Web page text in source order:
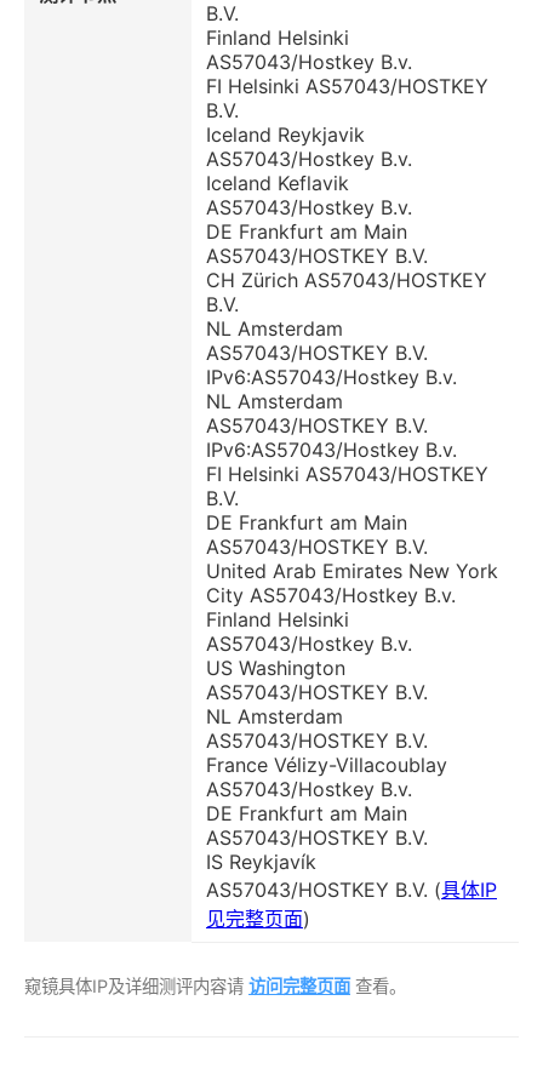
B.V.
Finland Helsinki
AS57043/Hostkey B.v.
FI Helsinki AS57043/HOSTKEY
B.V.
Iceland Reykjavik
AS57043/Hostkey B.v.
Iceland Keflavik
AS57043/Hostkey B.v.
DE Frankfurt am Main
AS57043/HOSTKEY B.V.
CH Zürich AS57043/HOSTKEY
B.V.
NL Amsterdam
AS57043/HOSTKEY B.V.
IPv6:AS57043/Hostkey B.v.
NL Amsterdam
AS57043/HOSTKEY B.V.
IPv6:AS57043/Hostkey B.v.
FI Helsinki AS57043/HOSTKEY
B.V.
DE Frankfurt am Main
AS57043/HOSTKEY B.V.
United Arab Emirates New York
City AS57043/Hostkey B.v.
Finland Helsinki
AS57043/Hostkey B.v.
US Washington
AS57043/HOSTKEY B.V.
NL Amsterdam
AS57043/HOSTKEY B.V.
France Vélizy-Villacoublay
AS57043/Hostkey B.v.
DE Frankfurt am Main
AS57043/HOSTKEY B.V.
IS Reykjavík
AS57043/HOSTKEY B.V. (具体IP
见完整页面)
窥镜具体IP及详细测评内容请 访问完整页面查看。